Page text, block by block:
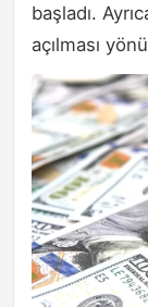
başladı.
açılması